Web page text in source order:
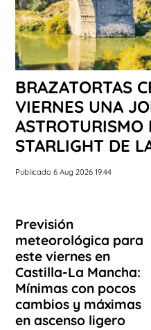
BRAZATORTAS
VIERNES UNA
ASTROTURISMO
STARLIGHT DE
Publicado 6 Aug 2026 19:44
Previsión
meteorológica para
este viernes en
Castilla-La Mancha:
Mínimas con pocos
cambios y máximas
en ascenso ligero